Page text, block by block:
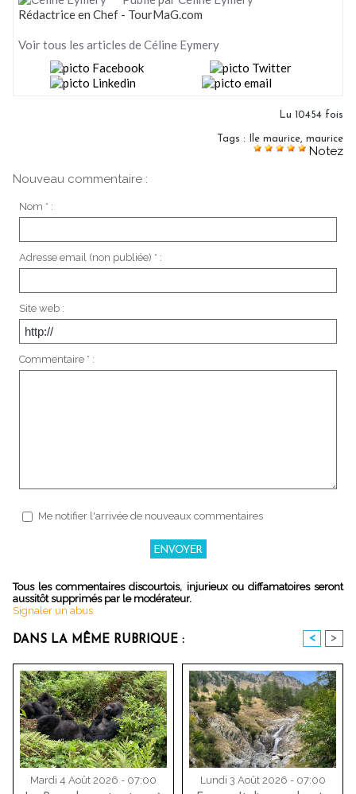
Rédactrice en Chef - TourMaG.com
Voir tous les articles de Céline Eymery
Lu 10454 fois
Tags : Ile maurice, maurice
Notez
Nouveau commentaire :
Nom * :
Adresse email (non publiée) * :
Site web :
Commentaire * :
Me notifier l'arrivée de nouveaux commentaires
Tous les commentaires discourtois, injurieux ou diffamatoires seront
aussitôt supprimés par le modérateur.
Signaler un abus
DANS LA MÊME RUBRIQUE : < >
Mardi 4 Août 2026 - 07:00
Lundi 3 Août 2026 - 07:00